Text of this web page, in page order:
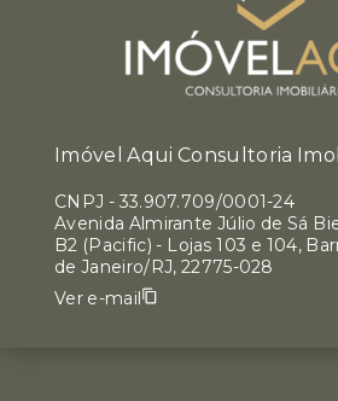
Imóvel Aqui Consultoria
CNPJ - 33.907.709/0001-24
Avenida Almirante Júlio de Sá
B2 (Pacific) - Lojas 103 e 104,
de Janeiro/RJ, 22775-028
Ver e-mail